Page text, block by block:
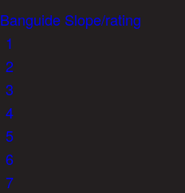
Banguide Slope/rating
1
2
3
4
5
6
7